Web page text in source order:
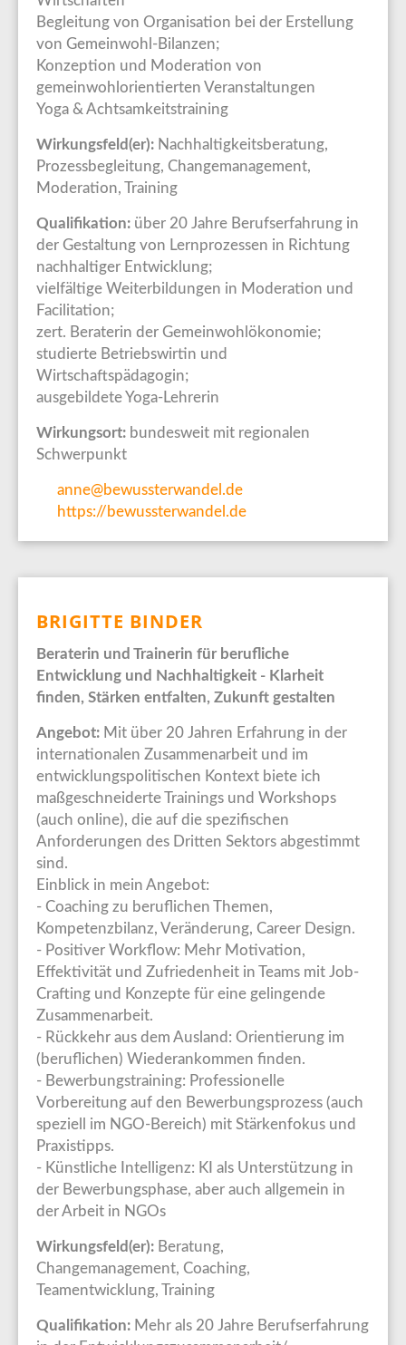
Begleitung von Organisation bei der Erstellung
von Gemeinwohl-Bilanzen;
Konzeption und Moderation von
gemeinwohlorientierten Veranstaltungen
Yoga & Achtsamkeitstraining
Wirkungsfeld(er): Nachhaltigkeitsberatung,
Prozessbegleitung, Changemanagement,
Moderation, Training
Qualifikation: über 20 Jahre Berufserfahrung in
der Gestaltung von Lernprozessen in Richtung
nachhaltiger Entwicklung;
vielfältige Weiterbildungen in Moderation und
Facilitation;
zert. Beraterin der Gemeinwohlökonomie;
studierte Betriebswirtin und
Wirtschaftspädagogin;
ausgebildete Yoga-Lehrerin
Wirkungsort: bundesweit mit regionalen
Schwerpunkt
anne@bewussterwandel.de
https://bewussterwandel.de
BRIGITTE BINDER
Beraterin und Trainerin für berufliche
Entwicklung und Nachhaltigkeit - Klarheit
finden, Stärken entfalten, Zukunft gestalten
Angebot: Mit über 20 Jahren Erfahrung in der
internationalen Zusammenarbeit und im
entwicklungspolitischen Kontext biete ich
maßgeschneiderte Trainings und Workshops
(auch online), die auf die spezifischen
Anforderungen des Dritten Sektors abgestimmt
sind.
Einblick in mein Angebot:
- Coaching zu beruflichen Themen,
Kompetenzbilanz, Veränderung, Career Design.
- Positiver Workflow: Mehr Motivation,
Effektivität und Zufriedenheit in Teams mit Job-
Crafting und Konzepte für eine gelingende
Zusammenarbeit.
- Rückkehr aus dem Ausland: Orientierung im
(beruflichen) Wiederankommen finden.
- Bewerbungstraining: Professionelle
Vorbereitung auf den Bewerbungsprozess (auch
speziell im NGO-Bereich) mit Stärkenfokus und
Praxistipps.
- Künstliche Intelligenz: KI als Unterstützung in
der Bewerbungsphase, aber auch allgemein in
der Arbeit in NGOs
Wirkungsfeld(er): Beratung,
Changemanagement, Coaching,
Teamentwicklung, Training
Qualifikation: Mehr als 20 Jahre Berufserfahrung